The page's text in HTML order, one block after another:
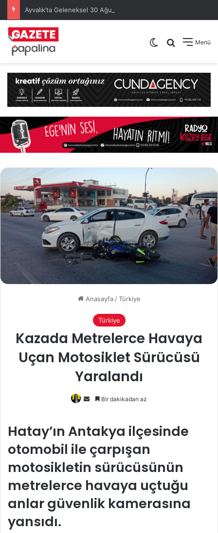
Menü
Arama yap
Dış görünümü
Anasayfa / Türkiye
Türkiye
Kazada Metrelerce Havaya
Uçan Motosiklet Sürücüsü
Yaralandı
Bir
göndermek
Bir dakikadan az
Hatay’ın Antakya ilçesinde
otomobil ile çarpışan
motosikletin sürücüsünün
metrelerce havaya uçtuğu
anlar güvenlik kamerasına
yansıdı.